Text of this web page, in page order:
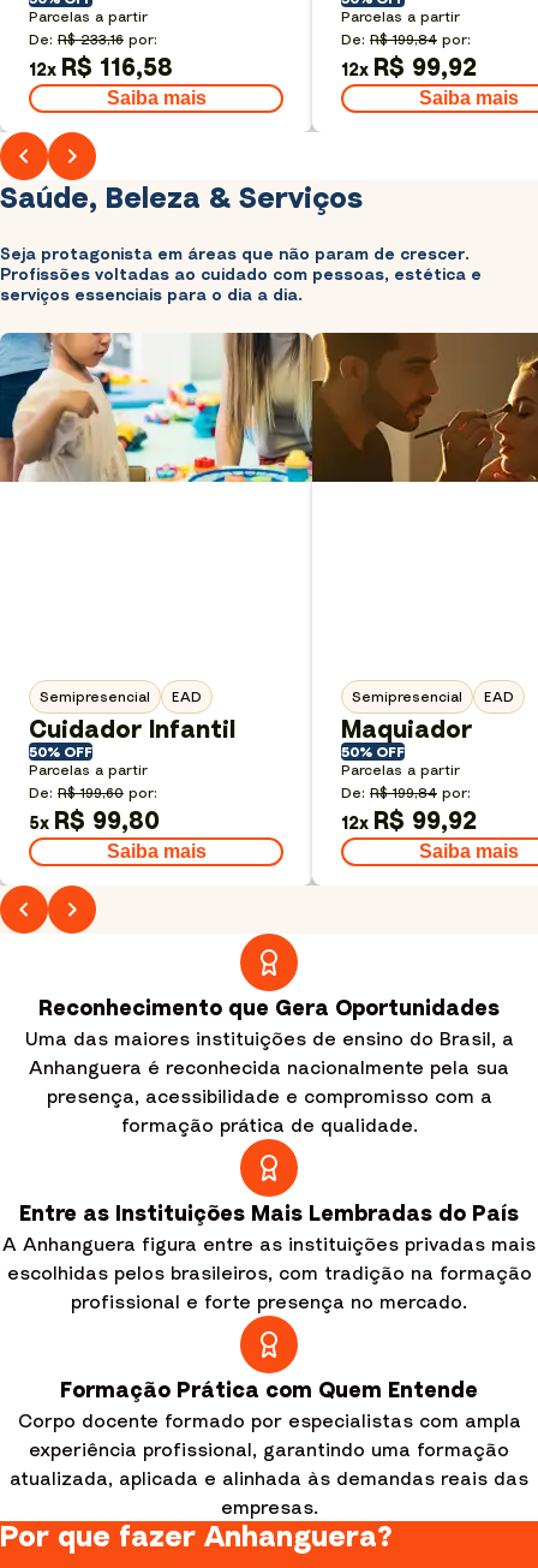
Parcelas a partir
De: R$ 233,16 por:
12x R$ 116,58
Saiba mais
Parcelas a partir
De: R$ 199,84 por:
12x R$ 99,92
Saiba mais
Saúde, Beleza & Serviços
Seja protagonista em áreas que não param de crescer.
Profissões voltadas ao cuidado com pessoas, estética e
serviços essenciais para o dia a dia.
Semipresencial EAD
Cuidador Infantil
50% OFF
Parcelas a partir
De: R$ 199,60 por:
5x R$ 99,80
Saiba mais
Semipresencial EAD
Maquiador
50% OFF
Parcelas a partir
De: R$ 199,84 por:
12x R$ 99,92
Saiba mais
Reconhecimento que Gera Oportunidades
Uma das maiores instituições de ensino do Brasil, a
Anhanguera é reconhecida nacionalmente pela sua
presença, acessibilidade e compromisso com a
formação prática de qualidade.
Entre as Instituições Mais Lembradas do País
A Anhanguera figura entre as instituições privadas mais
escolhidas pelos brasileiros, com tradição na formação
profissional e forte presença no mercado.
Formação Prática com Quem Entende
Corpo docente formado por especialistas com ampla
experiência profissional, garantindo uma formação
atualizada, aplicada e alinhada às demandas reais das
empresas.
Por que fazer Anhanguera?